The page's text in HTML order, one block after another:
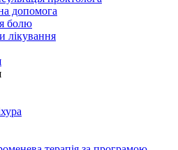
допомога
болю
лікування